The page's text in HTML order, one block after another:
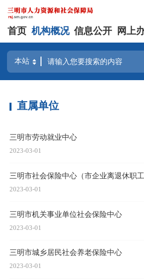
首页 机构概况 信息公开 网上
直属单位
三明市劳动就业中心
2023-03-01
三明市社会保险中心（市企业离退休职工
2023-03-01
三明市机关事业单位社会保险中心
2023-03-01
三明市城乡居民社会养老保险中心
2023-03-01